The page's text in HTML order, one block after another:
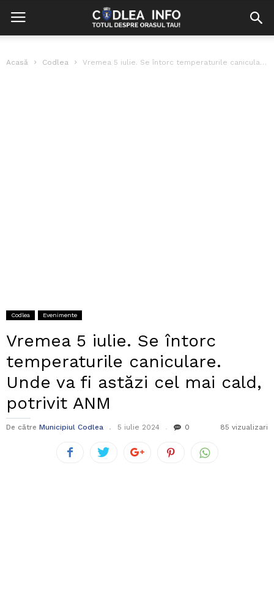
Acasă Codlea Vremea 5 iulie. Se întorc temperaturile caniculare. Unde va fi astăzi cel...
Codlea Evenimente
Vremea 5 iulie. Se întorc
temperaturile caniculare.
Unde va fi astăzi cel mai cald,
potrivit ANM
De către Municipiul Codlea 5 iulie 2024 0 85 vizualizari